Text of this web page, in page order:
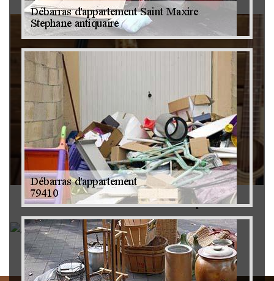
Rachat instrument de musique 79
Achat antiquité 79